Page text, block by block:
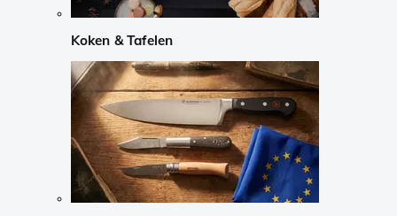
Koken & Tafelen